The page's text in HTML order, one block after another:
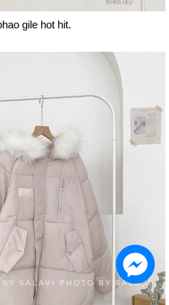
gile hot hit.